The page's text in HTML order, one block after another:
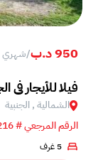
950 د.ب /شهري
فيلا للأيجار في
الشمالية , الجنبية
الرقم المرجعي # 1216
5 غرف